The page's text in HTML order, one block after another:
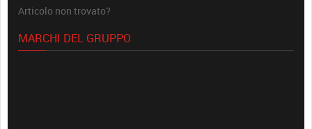
Articolo non trovato?
MARCHI DEL GRUPPO